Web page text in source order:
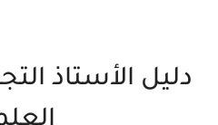
دليل الأستاذ